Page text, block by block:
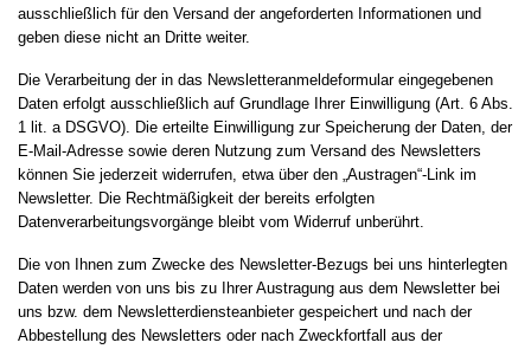
ausschließlich für den Versand der angeforderten Informationen und
geben diese nicht an Dritte weiter.
Die Verarbeitung der in das Newsletteranmeldeformular eingegebenen
Daten erfolgt ausschließlich auf Grundlage Ihrer Einwilligung (Art. 6 Abs.
1 lit. a DSGVO). Die erteilte Einwilligung zur Speicherung der Daten, der
E-Mail-Adresse sowie deren Nutzung zum Versand des Newsletters
können Sie jederzeit widerrufen, etwa über den „Austragen“-Link im
Newsletter. Die Rechtmäßigkeit der bereits erfolgten
Datenverarbeitungsvorgänge bleibt vom Widerruf unberührt.
Die von Ihnen zum Zwecke des Newsletter-Bezugs bei uns hinterlegten
Daten werden von uns bis zu Ihrer Austragung aus dem Newsletter bei
uns bzw. dem Newsletterdiensteanbieter gespeichert und nach der
Abbestellung des Newsletters oder nach Zweckfortfall aus der